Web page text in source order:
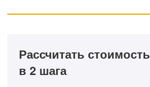
Рассчитать стоимость
в 2 шага